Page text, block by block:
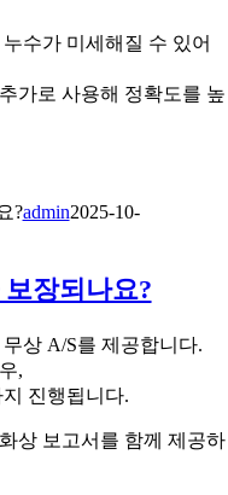
수가 미세해질 수 있어
가로 사용해 정확도를 높
?admin2025-10-
장되나요?
상 A/S를 제공합니다.
,
진행됩니다.
상 보고서를 함께 제공하